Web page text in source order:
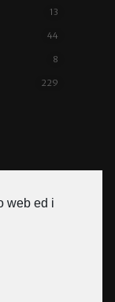
13
44
8
229
web ed i